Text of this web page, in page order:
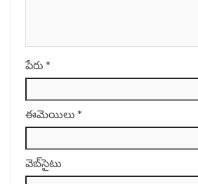
పేరు *
ఈమెయిలు *
వెబ్‌సైటు